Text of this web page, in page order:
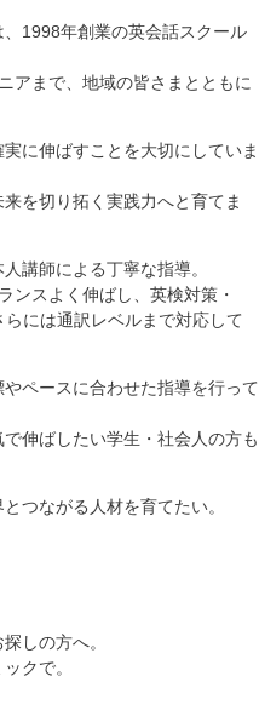
1998年創業の英会話スクール
アまで、地域の皆さまとともに
に伸ばすことを大切にしていま
を切り拓く実践力へと育てま
講師による丁寧な指導。
ンスよく伸ばし、英検対策・
には通訳レベルまで対応して
ペースに合わせた指導を行って
伸ばしたい学生・社会人の方も
つながる人材を育てたい。
しの方へ。
クで。